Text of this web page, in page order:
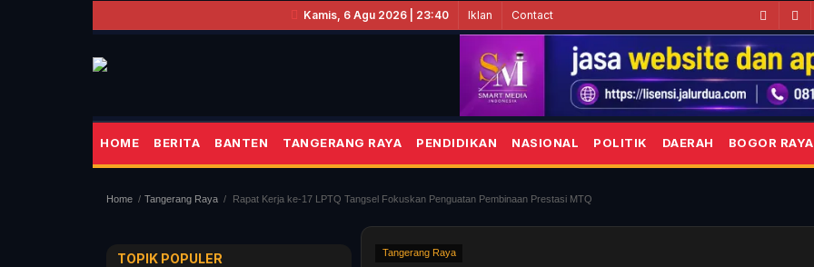
Kamis, 6 Agu 2026 | 23:40 Iklan Contact
HOME BERITA BANTEN TANGERANG RAYA PENDIDIKAN NASIONAL POLITIK DAERAH BOGOR RAYA
Home Tangerang Raya Rapat Kerja ke-17 LPTQ Tangsel Fokuskan Penguatan Pembinaan Prestasi MTQ
TOPIK POPULER Tangerang Raya